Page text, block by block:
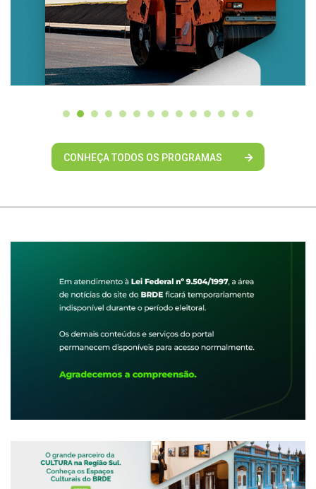
CONHEÇA TODOS OS PROGRAMAS